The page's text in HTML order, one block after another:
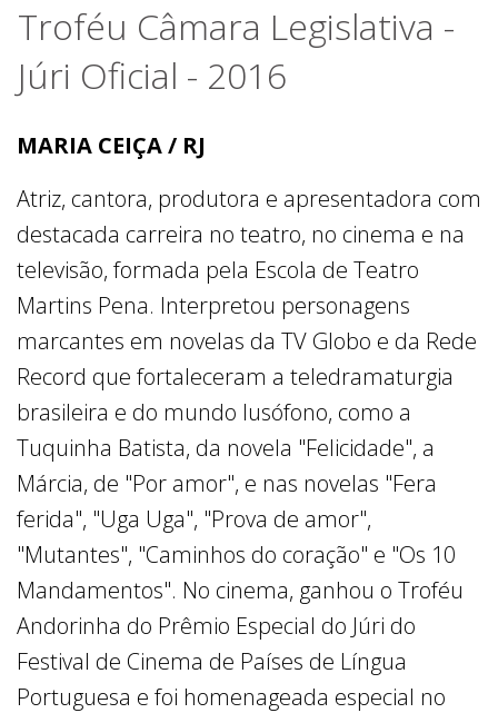
Troféu Câmara Legislativa -
Júri Oficial - 2016
MARIA CEIÇA / RJ
Atriz, cantora, produtora e apresentadora com
destacada carreira no teatro, no cinema e na
televisão, formada pela Escola de Teatro
Martins Pena. Interpretou personagens
marcantes em novelas da TV Globo e da Rede
Record que fortaleceram a teledramaturgia
brasileira e do mundo lusófono, como a
Tuquinha Batista, da novela "Felicidade", a
Márcia, de "Por amor", e nas novelas "Fera
ferida", "Uga Uga", "Prova de amor",
"Mutantes", "Caminhos do coração" e "Os 10
Mandamentos". No cinema, ganhou o Troféu
Andorinha do Prêmio Especial do Júri do
Festival de Cinema de Países de Língua
Portuguesa e foi homenageada especial no